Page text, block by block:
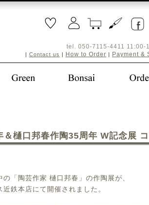
| Contact us | How to Order | Payment &
tel. 050-7115-4411 11:00-
樋口邦春作陶35周年 W記念展
「陶芸作家 樋口邦春」の作陶展が、
鉄本店にて開催されました。